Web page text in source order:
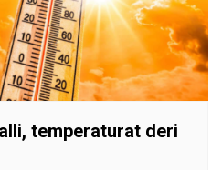
temperaturat deri